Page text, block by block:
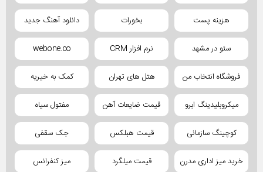
هزینه پست بخورات دانلود آهنگ جدید
سئو در مشهد نرم افزار CRM webone.co
فروشگاه انتخاب من هتل های تهران کمک به خیریه
میکروبلیدینگ ابرو قیمت ضایعات آهن مفتول سیاه
کوچینگ سازمانی قیمت هبلکس جک سقفی
خرید میز اداری مدرن قیمت میلگرد میز کنفرانس